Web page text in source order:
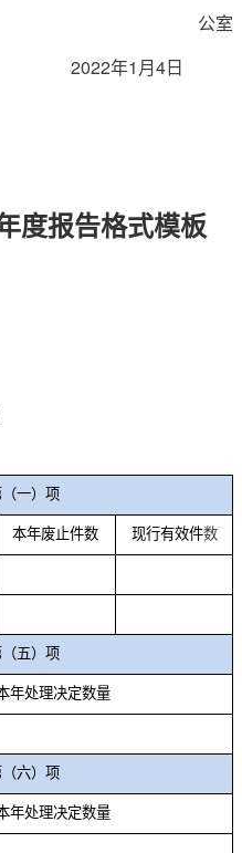
公室
2022年1月4日
度报告格式模板
一）项
本年废止件数 现行有效件数
五）项
年处理决定数量
六）项
年处理决定数量